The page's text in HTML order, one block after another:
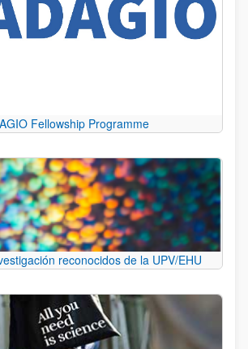
Fellowship Programme
reconocidos de la UPV/EHU